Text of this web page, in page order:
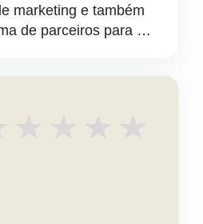
marketing e também
de parceiros para …